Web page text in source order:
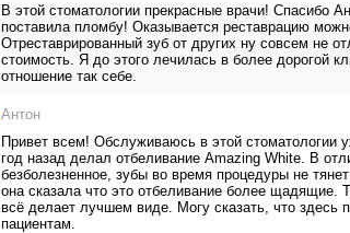
В этой стоматологии прекрасные врачи! Спасибо
поставила пломбу! Оказывается реставрацию
Отреставрированный зуб от других ну совсем не
стоимость. Я до этого лечилась в более дорогой
отношение так себе.
Антон
Привет всем! Обслуживаюсь в этой стоматологии
год назад делал отбеливание Amazing White. В
безболезненное, зубы во время процедуры не
она сказала что это отбеливание более щадящие.
всё делает лучшем виде. Могу сказать, что здесь
пациентам.